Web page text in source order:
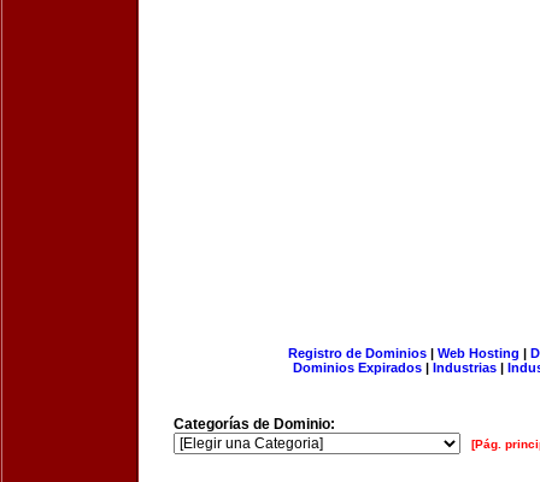
Registro de Dominios| Web Hosting |
Dominios Expirados | Industrias |
Categorías de Dominio:
[Pág.